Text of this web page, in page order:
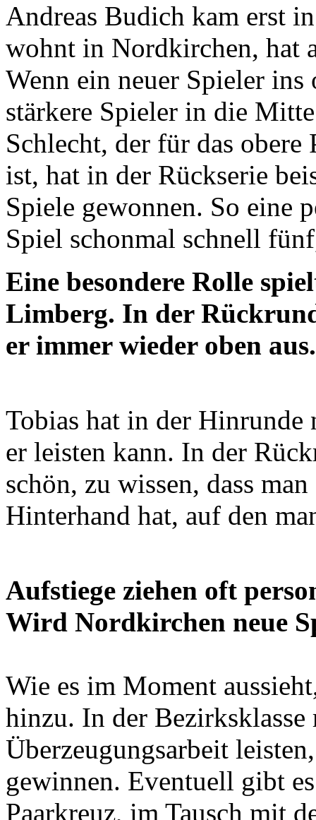
Andreas Budich kam erst
wohnt in Nordkirchen, hat
Wenn ein neuer Spieler
stärkere Spieler in die
Schlecht, der für das obere
ist, hat in der Rückserie
Spiele gewonnen. So eine
Spiel schonmal schnell
Eine besondere Rolle
Limberg. In der
er immer wieder oben
Tobias hat in der
er leisten kann. In der
schön, zu wissen, dass
Hinterhand hat, auf den
Aufstiege ziehen oft
Wird Nordkirchen neue
Wie es im Moment
hinzu. In der Bezirksklasse
Überzeugungsarbeit
gewinnen. Eventuell gibt
Paarkreuz, im Tausch mit